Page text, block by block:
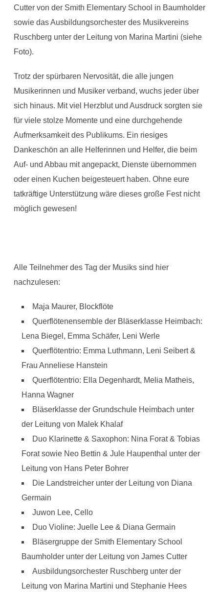
Cutter von der Smith Elementary School in Baumholder
sowie das Ausbildungsorchester des Musikvereins
Ruschberg unter der Leitung von Marina Martini (siehe
Foto).
Trotz der spürbaren Nervosität, die alle jungen
Musikerinnen und Musiker verband, wuchs jeder über
sich hinaus. Mit viel Herzblut und Ausdruck sorgten sie
für viele stolze Momente und eine durchgehende
Aufmerksamkeit des Publikums. Ein riesiges
Dankeschön an alle Helferinnen und Helfer, die beim
Auf- und Abbau mit angepackt, Dienste übernommen
oder einen Kuchen beigesteuert haben. Ohne eure
tatkräftige Unterstützung wäre dieses große Fest nicht
möglich gewesen!
Alle Teilnehmer des Tag der Musiks sind hier
nachzulesen:
Maja Maurer, Blockflöte
Querflötenensemble der Bläserklasse Heimbach:
Lena Biegel, Emma Schäfer, Leni Werle
Querflötentrio: Emma Luthmann, Leni Seibert &
Frau Anneliese Hanstein
Querflötentrio: Ella Degenhardt, Melia Matheis,
Hanna Wagner
Bläserklasse der Grundschule Heimbach unter
der Leitung von Malek Khalaf
Duo Klarinette & Saxophon: Nina Forat & Tobias
Forat sowie Neo Bettin & Jule Haupenthal unter der
Leitung von Hans Peter Bohrer
Die Landstreicher unter der Leitung von Diana
Germain
Juwon Lee, Cello
Duo Violine: Juelle Lee & Diana Germain
Bläsergruppe der Smith Elementary School
Baumholder unter der Leitung von James Cutter
Ausbildungsorchester Ruschberg unter der
Leitung von Marina Martini und Stephanie Hees